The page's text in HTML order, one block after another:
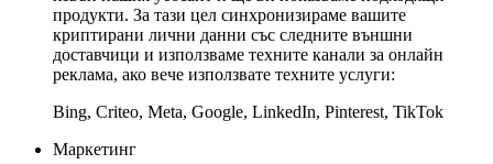
продукти. За тази цел синхронизираме вашите
криптирани лични данни със следните външни
доставчици и използваме техните канали за онлайн
реклама, ако вече използвате техните услуги:
Bing, Criteo, Meta, Google, LinkedIn, Pinterest, TikTok
Маркетинг